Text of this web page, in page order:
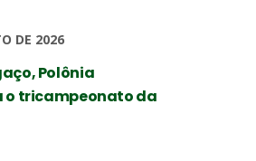
DE 2026
Polônia
o tricampeonato da